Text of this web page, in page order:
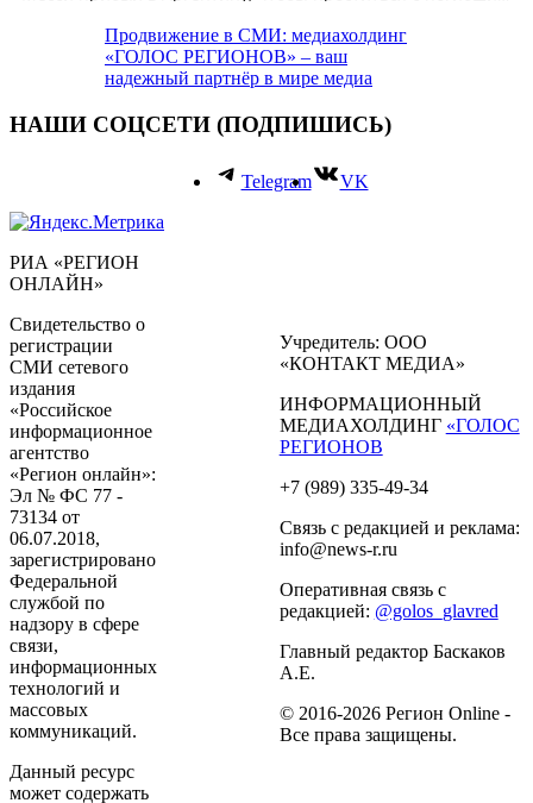
Продвижение в СМИ: медиахолдинг
«ГОЛОС РЕГИОНОВ» – ваш
надежный партнёр в мире медиа
НАШИ СОЦСЕТИ (ПОДПИШИСЬ)
Telegram VK
РИА «РЕГИОН
ОНЛАЙН»
Свидетельство о
регистрации
СМИ сетевого
издания
«Российское
информационное
агентство
«Регион онлайн»:
Эл № ФС 77 -
73134 от
06.07.2018,
зарегистрировано
Федеральной
службой по
надзору в сфере
связи,
информационных
технологий и
массовых
коммуникаций.
Данный ресурс
может содержать
Учредитель: ООО
«КОНТАКТ МЕДИА»
ИНФОРМАЦИОННЫЙ
МЕДИАХОЛДИНГ «ГОЛОС
РЕГИОНОВ
+7 (989) 335-49-34
Связь с редакцией и реклама:
info@news-r.ru
Оперативная связь с
редакцией: @golos_glavred
Главный редактор Баскаков
А.Е.
© 2016-2026 Регион Online -
Все права защищены.